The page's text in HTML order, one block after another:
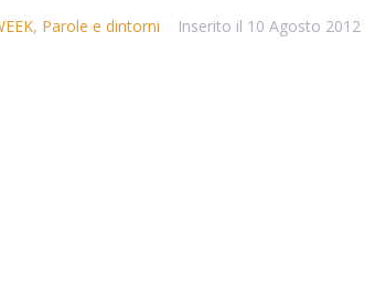
, Parole e dintorni Inserito il 10 Agosto 2012